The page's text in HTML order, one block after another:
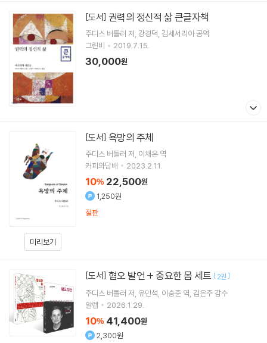
[도서] 권력의 정신적 삶 큰글자책
주디스 버틀러 저 강경덕 김세서리아공역
그린비
2019.7.15.
30,000원
미리보기
[도서] 욕망의 주체
주디스 버틀러 저 이채은 역
커피와담배
2023.2.11.
10% 22,500원
1,250원
절판
[도서] 혐오 발언 + 중요한 몸 세트 [ 2권 ]
주디스 버틀러 저 유민석 이승준 역 김은주감수
알렙
2026.1.29.
10% 41,400원
2,300원